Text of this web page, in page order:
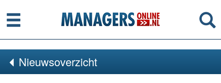
Menu
Nieuwsoverzicht